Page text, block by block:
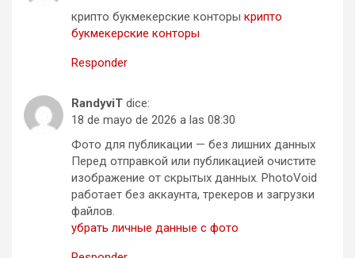
крипто букмекерские конторы крипто
букмекерские конторы
Responder
RandyviT dice:
18 de mayo de 2026 a las 08:30
Фото для публикации — без лишних данных
Перед отправкой или публикацией очистите
изображение от скрытых данных. PhotoVoid
работает без аккаунта, трекеров и загрузки
файлов.
убрать личные данные с фото